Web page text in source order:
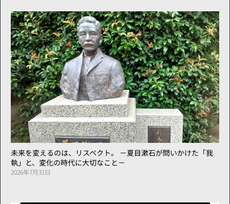
未来を変えるのは、リスペクト。 －夏目漱石が問いかけた「我
執」と、変化の時代に大切なこと－
2026年7月31日